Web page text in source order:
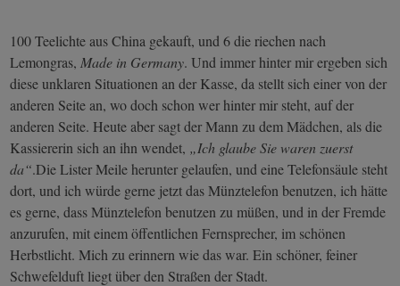
100 Teelichte aus China gekauft, und 6 die riechen nach
Lemongras, Made in Germany. Und immer hinter mir ergeben sich
diese unklaren Situationen an der Kasse, da stellt sich einer von der
anderen Seite an, wo doch schon wer hinter mir steht, auf der
anderen Seite. Heute aber sagt der Mann zu dem Mädchen, als die
Kassiererin sich an ihn wendet, „Ich glaube Sie waren zuerst
da“.Die Lister Meile herunter gelaufen, und eine Telefonsäule steht
dort, und ich würde gerne jetzt das Münztelefon benutzen, ich hätte
es gerne, dass Münztelefon benutzen zu müßen, und in der Fremde
anzurufen, mit einem öffentlichen Fernsprecher, im schönen
Herbstlicht. Mich zu erinnern wie das war. Ein schöner, feiner
Schwefelduft liegt über den Straßen der Stadt.